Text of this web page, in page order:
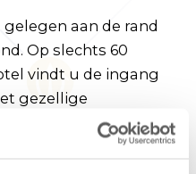
aan de rand
Op slechts 60
vindt u de ingang
gezellige
en het strand op
van het hotel. In